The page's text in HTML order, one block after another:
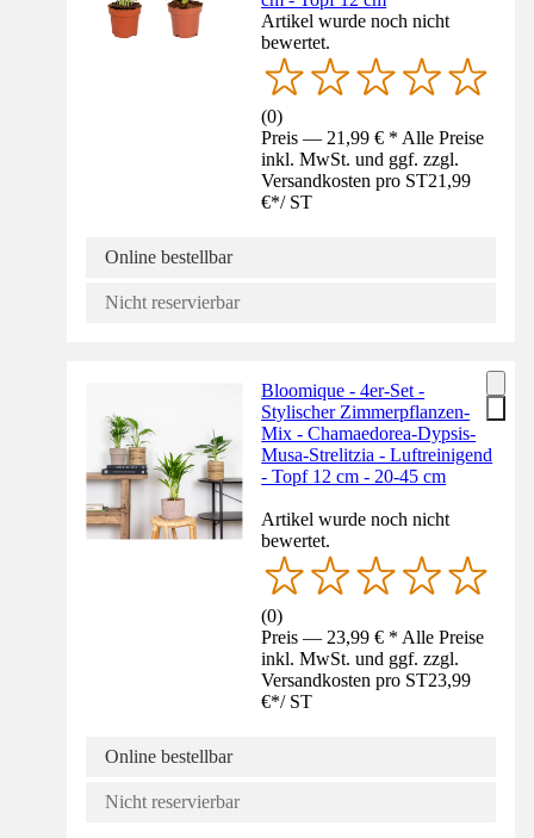
Artikel wurde noch nicht
bewertet.
(0)
Preis — 21,99 € * Alle Preise
inkl. MwSt. und ggf. zzgl.
Versandkosten pro ST21,99
€*/ ST
Online bestellbar
Nicht reservierbar
Bloomique - 4er-Set -
Stylischer Zimmerpflanzen-
Mix - Chamaedorea-Dypsis-
Musa-Strelitzia - Luftreinigend
- Topf 12 cm - 20-45 cm
Artikel wurde noch nicht
bewertet.
(0)
Preis — 23,99 € * Alle Preise
inkl. MwSt. und ggf. zzgl.
Versandkosten pro ST23,99
€*/ ST
Online bestellbar
Nicht reservierbar